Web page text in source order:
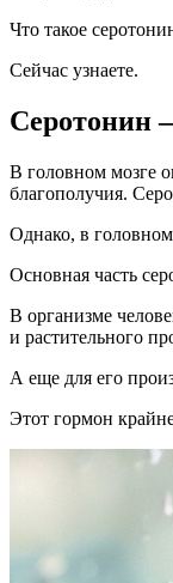
Что такое
Сейчас узнаете.
Серотонин
В головном мозге
благополучия.
Однако, в
Основная часть
В организме
и растительного
А еще для его
Этот гормон